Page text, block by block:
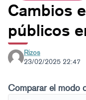
Cambios
públicos
Rizos
23/02/2025 22:47
Comparar el modo